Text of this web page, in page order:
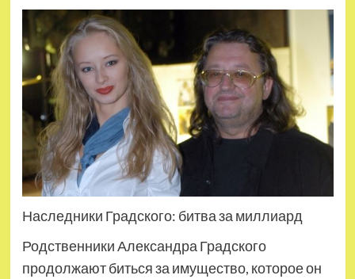
Наследники Градского: битва за миллиард
Родственники Александра Градского
продолжают биться за имущество, которое он